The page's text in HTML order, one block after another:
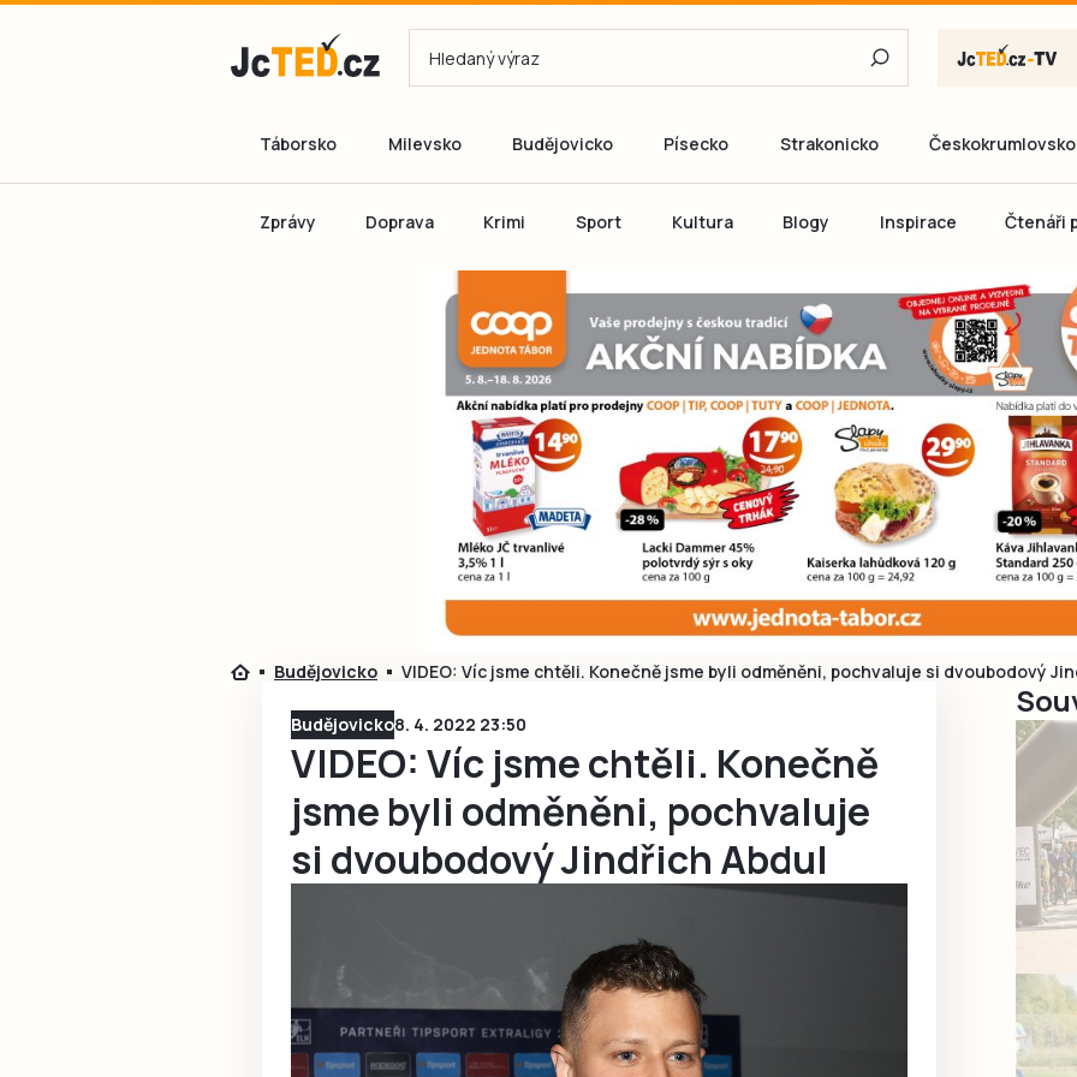
Ještě nemám
Táborsko Milevsko Budějovicko Písecko Strakonicko Českokrumlovsko
Zprávy Doprava Krimi Sport Kultura Blogy Inspirace Čtenáři
Budějovicko VIDEO: Víc jsme chtěli. Konečně jsme byli odměněni, pochvaluje si dvoubodový
Budějovicko8. 4. 2022 23:50
VIDEO: Víc jsme chtěli. Konečně
jsme byli odměněni, pochvaluje
si dvoubodový Jindřich Abdul